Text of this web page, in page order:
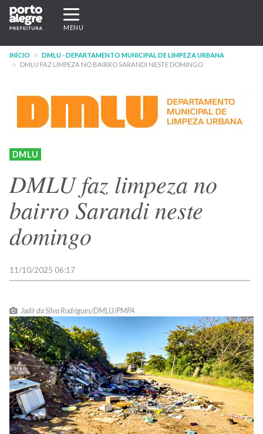
Pular
para
conteúdo
principal
Expandir/recolher
navegação
MENU
INÍCIO
DMLU - DEPARTAMENTO MUNICIPAL DE LIMPEZA URBANA
DMLU FAZ LIMPEZA NO BAIRRO SARANDI NESTE DOMINGO
DMLU
DMLU faz limpeza no
bairro Sarandi neste
domingo
11/10/2025 06:17
Jadir da Silva Rodrigues/DMLU/PMPA